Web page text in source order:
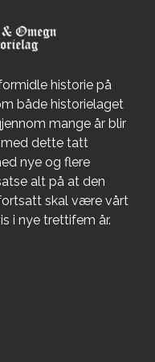
historie på
både historielaget
mange år blir
med dette tatt
nye og flere
alt på at den
skal være vårt
i nye trettifem år.